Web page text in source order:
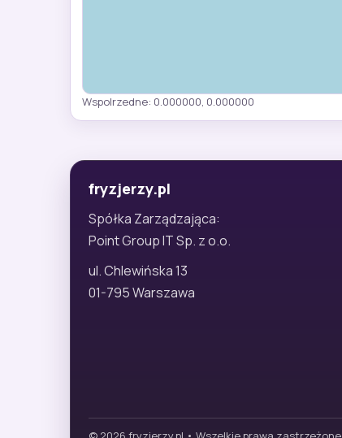
Wspolrzedne: 0.000000, 0.000000
fryzjerzy.pl
Spółka Zarządzająca:
Point Group IT Sp. z o.o.
ul. Chlewińska 13
01-795 Warszawa